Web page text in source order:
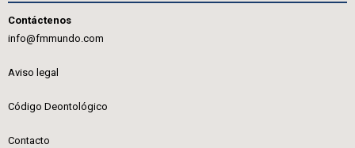
Contáctenos
info@fmmundo.com
Aviso legal
Código Deontológico
Contacto